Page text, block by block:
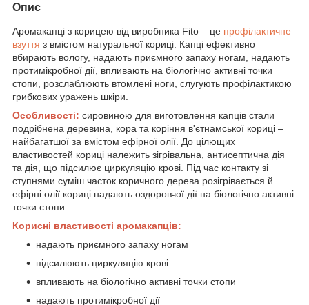
Опис
Аромакапці з корицею від виробника Fito – це профілактичне
взуття з вмістом натуральної кориці. Капці ефективно
вбирають вологу, надають приємного запаху ногам, надають
протимікробної дії, впливають на біологічно активні точки
стопи, розслаблюють втомлені ноги, слугують профілактикою
грибкових уражень шкіри.
Особливості: сировиною для виготовлення капців стали
подрібнена деревина, кора та коріння в'єтнамської кориці –
найбагатшої за вмістом ефірної олії. До цілющих
властивостей кориці належить зігрівальна, антисептична дія
та дія, що підсилює циркуляцію крові. Під час контакту зі
ступнями суміш часток коричного дерева розігрівається й
ефірні олії кориці надають оздоровчої дії на біологічно активні
точки стопи.
Корисні властивості аромакапців:
надають приємного запаху ногам
підсилюють циркуляцію крові
впливають на біологічно активні точки стопи
надають протимікробної дії